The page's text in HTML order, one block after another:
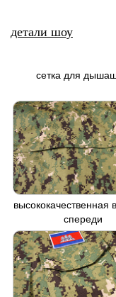
детали шоу
сетка для
высококачественная
спереди